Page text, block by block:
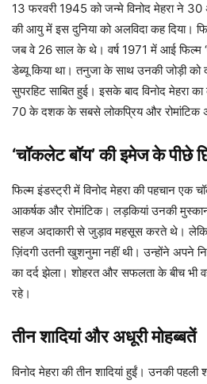
13 फरवरी 1945 को जन्मे विनोद मेहरा ने
की आयु में इस दुनिया को अलविदा कह दिया।
जब वे 26 साल के थे। वर्ष 1971 में आई फिल्म
डेब्यू किया था। तनुजा के साथ उनकी जोड़ी को
सुपरहिट साबित हुई। इसके बाद विनोद मेहरा
70 के दशक के सबसे लोकप्रिय और रोमांटिक
‘चॉकलेट बॉय’ की इमेज के पीछे
फिल्म इंडस्ट्री में विनोद मेहरा की पहचान
आकर्षक और रोमांटिक। लड़कियां उनकी
सहज अदाकारी से जुड़ाव महसूस करते थे।
ज़िंदगी उतनी खुशनुमा नहीं थी। उन्होंने अपने
का दर्द झेला। शोहरत और सफलता के बीच भी
रहे।
तीन शादियां और अधूरी मोहब्बतें
विनोद मेहरा की तीन शादियां हुईं। उनकी पहली